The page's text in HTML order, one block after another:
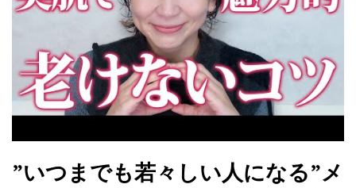
”いつまでも若々しい人になる”メ